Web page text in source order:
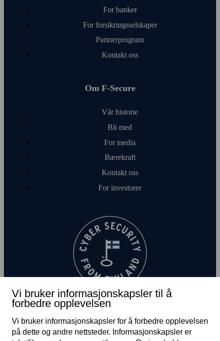
For banker
For forsikringsselskaper
Partnerprogram
Kontakt oss
Om F‑Secure
Vår historie
Bli med
For media
Bærekraft
Kontakt oss
For investorer
Vi bruker informasjonskapsler til å
forbedre opplevelsen
Vi bruker informasjonskapsler for å forbedre opplevelsen
på dette og andre nett­steder. Informasjons­kapsler er